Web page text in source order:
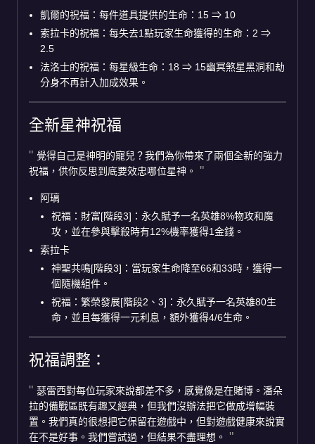
凱爾的祝福：每件道具提供的生命：15 ⇒ 10
索拉卡的祝福：每失去1點玩家生命獲得的生命：2 ⇒
2.5
法洛士的祝福：每星級生命：18 ⇒ 15幽冥煞星黑洞和劫
分身不再計入加成效果。
全新星神祝福
覺得自己是神明的寵兒？我們為你帶來了兩個全新的強力
祝福，供你反思到底要效忠哪位星神。
阿璃
祝福：財富[階段3]：永久賦予一名英雄8%物攻和魔
攻，並在參與擊殺時有12%機率獲得1金錢。
索拉卡
神聖共鳴[階段3]：當玩家生命降至66和33時，獲得一
個隨機組件。
祝福：繁榮發展[階段2、3]：永久賦予一名英雄80生
命，並且每獲得一元利息，額外獲得4/6生命。
祝福調整：
瑟雷西對每位玩家來說都差不多，感覺像是在賭博。潘朵
拉的備戰區既有趣又經典，但我們沒辦法把它做成增幅裝
置。我們真的很想把它保留在遊戲中，但對遊戲健康來說實
在不是好事。我們嘗試過，但結果不盡理想。